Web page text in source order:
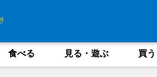
食べる 見る・遊ぶ 買う